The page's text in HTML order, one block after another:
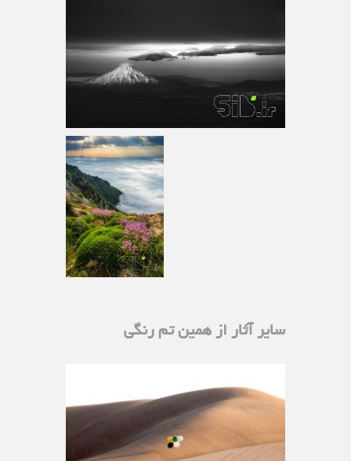
سایر آثار از همین تم رنگی